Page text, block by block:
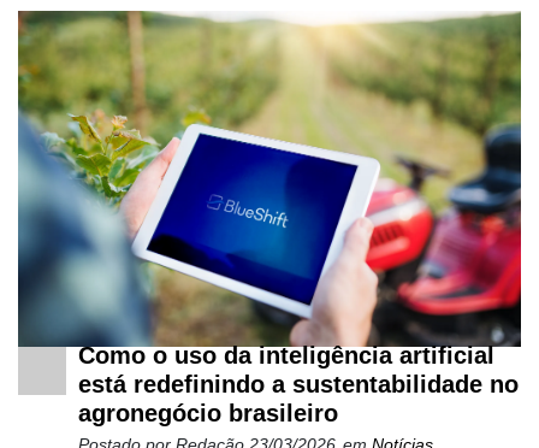
Como o uso da inteligência artificial
está redefinindo a sustentabilidade no
agronegócio brasileiro
Postado por Redação 23/03/2026 em Notícias